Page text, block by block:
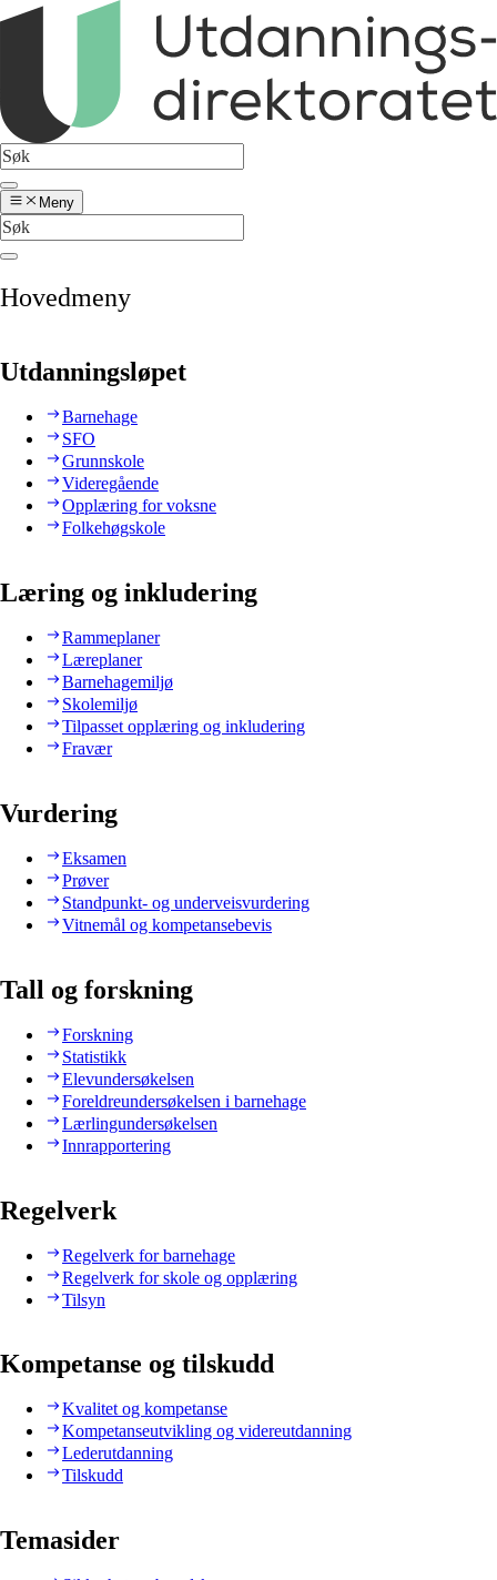
Meny
Hovedmeny
Utdanningsløpet
Barnehage
SFO
Grunnskole
Videregående
Opplæring for voksne
Folkehøgskole
Læring og inkludering
Rammeplaner
Læreplaner
Barnehagemiljø
Skolemiljø
Tilpasset opplæring og inkludering
Fravær
Vurdering
Eksamen
Prøver
Standpunkt- og underveisvurdering
Vitnemål og kompetansebevis
Tall og forskning
Forskning
Statistikk
Elevundersøkelsen
Foreldreundersøkelsen i barnehage
Lærlingundersøkelsen
Innrapportering
Regelverk
Regelverk for barnehage
Regelverk for skole og opplæring
Tilsyn
Kompetanse og tilskudd
Kvalitet og kompetanse
Kompetanseutvikling og videreutdanning
Lederutdanning
Tilskudd
Temasider